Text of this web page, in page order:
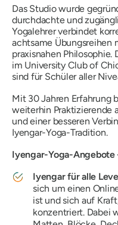
Das Studio wurde
durchdachte und
Yogalehrer verbindet
achtsame Übungsreihen
praxisnahen
im University Club of
sind für Schüler aller
Mit 30 Jahren Erfahrung
weiterhin Praktizierende
und einer besseren
Iyengar-Yoga-Tradition.
Iyengar-Yoga-Angebote
Iyengar für alle
sich um einen
ist und sich auf
konzentriert. Dabei